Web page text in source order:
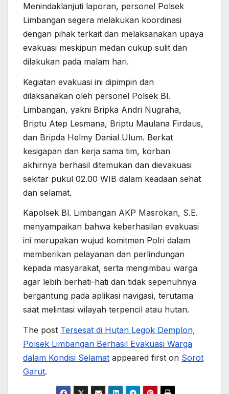
Menindaklanjuti laporan, personel Polsek
Limbangan segera melakukan koordinasi
dengan pihak terkait dan melaksanakan upaya
evakuasi meskipun medan cukup sulit dan
dilakukan pada malam hari.
Kegiatan evakuasi ini dipimpin dan
dilaksanakan oleh personel Polsek Bl.
Limbangan, yakni Bripka Andri Nugraha,
Briptu Atep Lesmana, Briptu Maulana Firdaus,
dan Bripda Helmy Danial Ulum. Berkat
kesigapan dan kerja sama tim, korban
akhirnya berhasil ditemukan dan dievakuasi
sekitar pukul 02.00 WIB dalam keadaan sehat
dan selamat.
Kapolsek Bl. Limbangan AKP Masrokan, S.E.
menyampaikan bahwa keberhasilan evakuasi
ini merupakan wujud komitmen Polri dalam
memberikan pelayanan dan perlindungan
kepada masyarakat, serta mengimbau warga
agar lebih berhati-hati dan tidak sepenuhnya
bergantung pada aplikasi navigasi, terutama
saat melintasi wilayah terpencil atau hutan.
The post Tersesat di Hutan Legok Demplon,
Polsek Limbangan Berhasil Evakuasi Warga
dalam Kondisi Selamat appeared first on Sorot
Garut.